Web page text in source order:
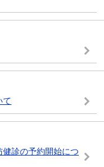
て
診の予約開始につ